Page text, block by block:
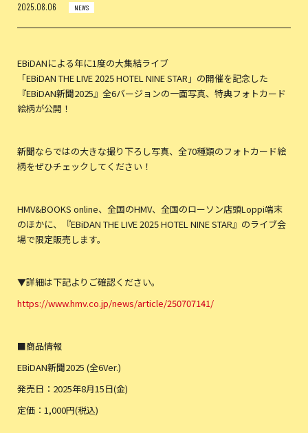
2025.08.06 NEWS
EBiDANによる年に1度の大集結ライブ
「EBiDAN THE LIVE 2025 HOTEL NINE STAR」の開催を記念した
『EBiDAN新聞2025』全6バージョンの一面写真、特典フォトカード
絵柄が公開！
新聞ならではの大きな撮り下ろし写真、全70種類のフォトカード絵
柄をぜひチェックしてください！
HMV&BOOKS online、全国のHMV、全国のローソン店頭Loppi端末
のほかに、『EBiDAN THE LIVE 2025 HOTEL NINE STAR』のライブ会
場で限定販売します。
▼詳細は下記よりご確認ください。
https://www.hmv.co.jp/news/article/250707141/
■商品情報
EBiDAN新聞2025 (全6Ver.)
発売日：2025年8月15日(金)
定価：1,000円(税込)